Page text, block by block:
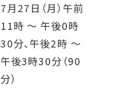
7月27日（月） 午前
11時 ～ 午後0時
30分、午後2時 〜
午後3時30分（90
分）